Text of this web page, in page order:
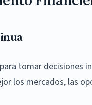
tomar
los mercados, las